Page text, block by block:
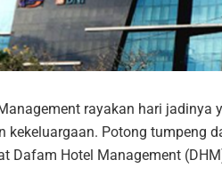
rayakan hari jadinya
kekeluargaan. Potong tumpeng
Dafam Hotel Management